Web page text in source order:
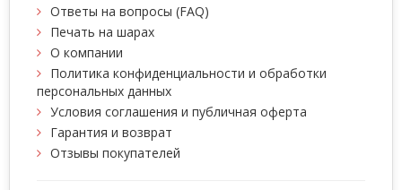
Ответы на вопросы (FAQ)
Печать на шарах
О компании
Политика конфиденциальности и обработки
персональных данных
Условия соглашения и публичная оферта
Гарантия и возврат
Отзывы покупателей